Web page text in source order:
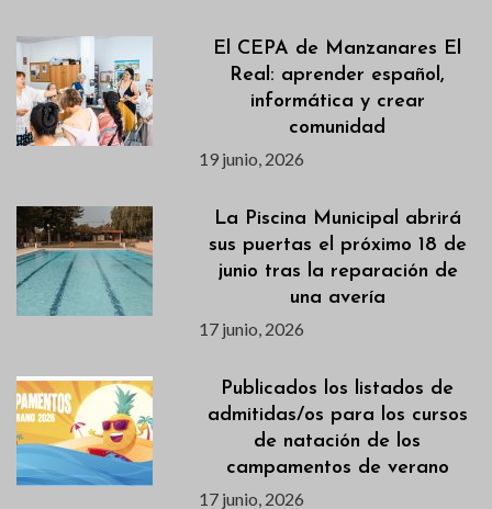
El CEPA de Manzanares El
Real: aprender español,
informática y crear
comunidad
19 junio, 2026
La Piscina Municipal abrirá
sus puertas el próximo 18 de
junio tras la reparación de
una avería
17 junio, 2026
Publicados los listados de
admitidas/os para los cursos
de natación de los
campamentos de verano
17 junio, 2026